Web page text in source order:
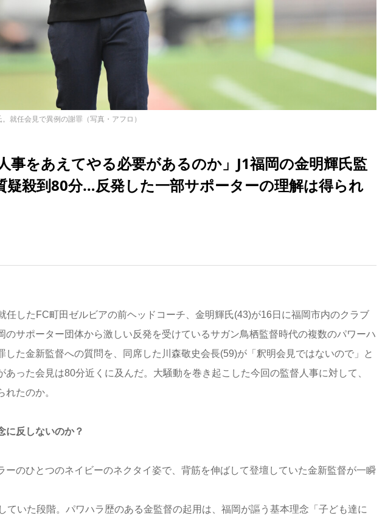
就任会見で異例の謝罪（写真・アフロ）
事をあえてやる必要があるのか」J1福岡の金明輝氏監
疑殺到80分…反発した一部サポーターの理解は得られ
したFC町田ゼルビアの前ヘッドコーチ、金明輝氏(43)が16日に福岡市内のクラブ
のサポーター団体から激しい反発を受けているサガン鳥栖監督時代の複数のパワーハ
した金新監督への質問を、同席した川森敬史会長(59)が「釈明会見ではないので」と
った会見は80分近くに及んだ。大騒動を巻き起こした今回の監督人事に対して、
たのか。
に反しないのか？
のひとつのネイビーのネクタイ姿で、背筋を伸ばして登壇していた金新監督が一瞬
いた段階。パワハラ歴のある金監督の起用は、福岡が謳う基本理念「子ども達に